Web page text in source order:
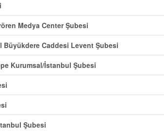
Medya Center Şubesi
Büyükdere Caddesi Levent Şubesi
Kurumsal/İstanbul Şubesi
Şubesi